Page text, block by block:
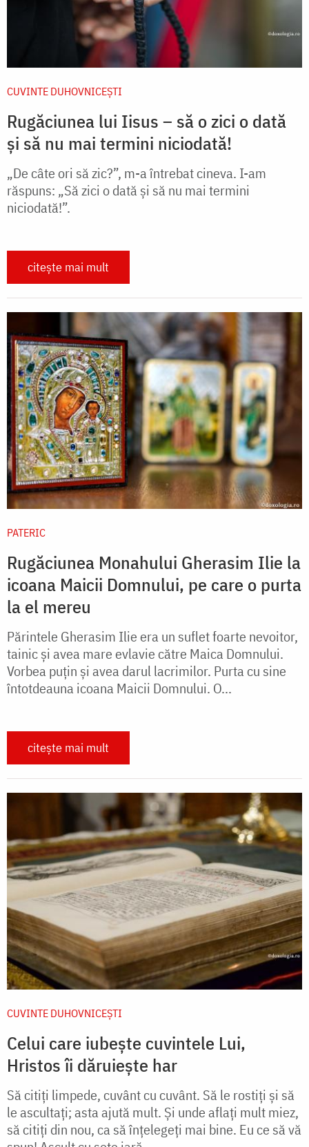
CUVINTE DUHOVNICEȘTI
Rugăciunea lui Iisus – să o zici o dată
și să nu mai termini niciodată!
„De câte ori să zic?”, m-a întrebat cineva. I-am
răspuns: „Să zici o dată și să nu mai termini
niciodată!”.
citește mai mult
PATERIC
Rugăciunea Monahului Gherasim Ilie la
icoana Maicii Domnului, pe care o purta
la el mereu
Părintele Gherasim Ilie era un suflet foarte nevoitor,
tainic şi avea mare evlavie către Maica Domnului.
Vorbea puţin şi avea darul lacrimilor. Purta cu sine
întotdeauna icoana Maicii Domnului. O...
citește mai mult
CUVINTE DUHOVNICEȘTI
Celui care iubește cuvintele Lui,
Hristos îi dăruiește har
Să citiți limpede, cuvânt cu cuvânt. Să le rostiți și să
le ascultați; asta ajută mult. Și unde aflați mult miez,
să citiți din nou, ca să înţelegeți mai bine. Eu ce să vă